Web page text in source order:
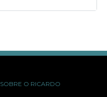
SOBRE O RICARDO